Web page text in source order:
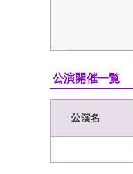
公演開催一覧
公演名